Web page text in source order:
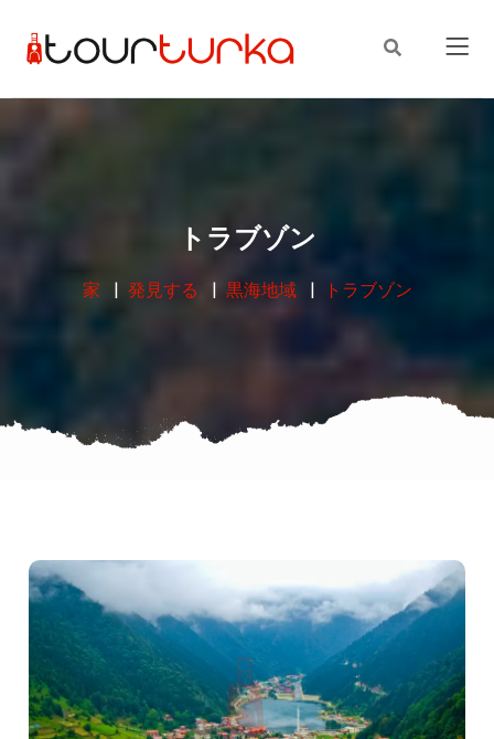
トラブゾン
家 発見する 黒海地域 トラブゾン